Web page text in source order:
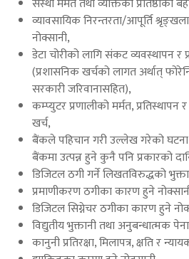
व्यावसायिक निरन्तरता/आपूर्ति
नोक्सानी,
डेटा चोरीको लागि संकट व्यवस्थापन र
(प्रशासनिक खर्चको लागत अर्थात्
सरकारी जरिवानासहित),
कम्प्युटर प्रणालीको मर्मत, प्रतिस्थापन
खर्च,
बैंकले पहिचान गरी उल्लेख गरेको घटना
बैंकमा उत्पन्न हुने कुनै पनि प्रकारको
डिजिटल ठगी गर्ने लिखतविरुद्धको
प्रमाणीकरण ठगीका कारण हुने
डिजिटल सिग्नेचर ठगीका कारण हुने
विद्युतीय भुक्तानी तथा अनुबन्धात्मक
कानुनी प्रतिरक्षा, मिलापत्र, क्षति र